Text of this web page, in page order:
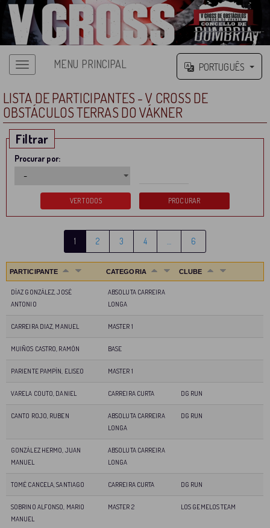
MENU PRINCIPAL PORTUGUÊS
LISTA DE PARTICIPANTES - V CROSS DE
OBSTÁCULOS TERRAS DO VÁKNER
Filtrar
Procurar por:
1 2 3 4 6
PARTICIPANTE CATEGORIA CLUBE
DÍAZ GONZÁLEZ, JOSÉ
ANTONIO
ABSOLUTA CARREIRA
LONGA
CARREIRA DIAZ, MANUEL MASTER 1
MUIÑOS CASTRO, RAMÓN BASE
PARIENTE PAMPÍN, ELISEO MASTER 1
VARELA COUTO, DANIEL CARREIRA CURTA DG RUN
CANTO ROJO, RUBEN
ABSOLUTA CARREIRA
LONGA
DG RUN
GONZÁLEZ HERMO, JUAN
MANUEL
ABSOLUTA CARREIRA
LONGA
TOMÉ CANCELA, SANTIAGO CARREIRA CURTA DG RUN
SOBRINO ALFONSO, MARIO
MANUEL
MASTER 2 LOS GEMELOS TEAM